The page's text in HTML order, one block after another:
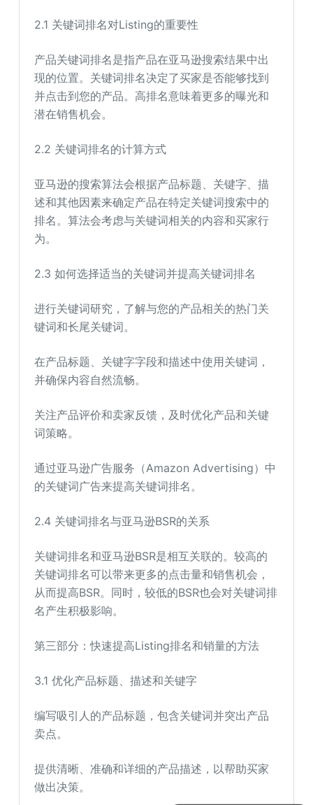
2.1 关键词排名对Listing的重要性
产品关键词排名是指产品在亚马逊搜索结果中出
现的位置。关键词排名决定了买家是否能够找到
并点击到您的产品。高排名意味着更多的曝光和
潜在销售机会。
2.2 关键词排名的计算方式
亚马逊的搜索算法会根据产品标题、关键字、描
述和其他因素来确定产品在特定关键词搜索中的
排名。算法会考虑与关键词相关的内容和买家行
为。
2.3 如何选择适当的关键词并提高关键词排名
进行关键词研究，了解与您的产品相关的热门关
键词和长尾关键词。
在产品标题、关键字字段和描述中使用关键词，
并确保内容自然流畅。
关注产品评价和卖家反馈，及时优化产品和关键
词策略。
通过亚马逊广告服务（Amazon Advertising）中
的关键词广告来提高关键词排名。
2.4 关键词排名与亚马逊BSR的关系
关键词排名和亚马逊BSR是相互关联的。较高的
关键词排名可以带来更多的点击量和销售机会，
从而提高BSR。同时，较低的BSR也会对关键词排
名产生积极影响。
第三部分：快速提高Listing排名和销量的方法
3.1 优化产品标题、描述和关键字
编写吸引人的产品标题，包含关键词并突出产品
卖点。
提供清晰、准确和详细的产品描述，以帮助买家
做出决策。
可以介绍下你们的产品么